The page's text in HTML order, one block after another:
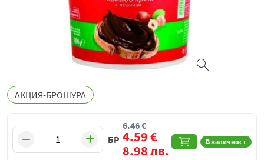
АКЦИЯ-БРОШУРА
БР В наличност
6.46€
4.59€
8.98лв.